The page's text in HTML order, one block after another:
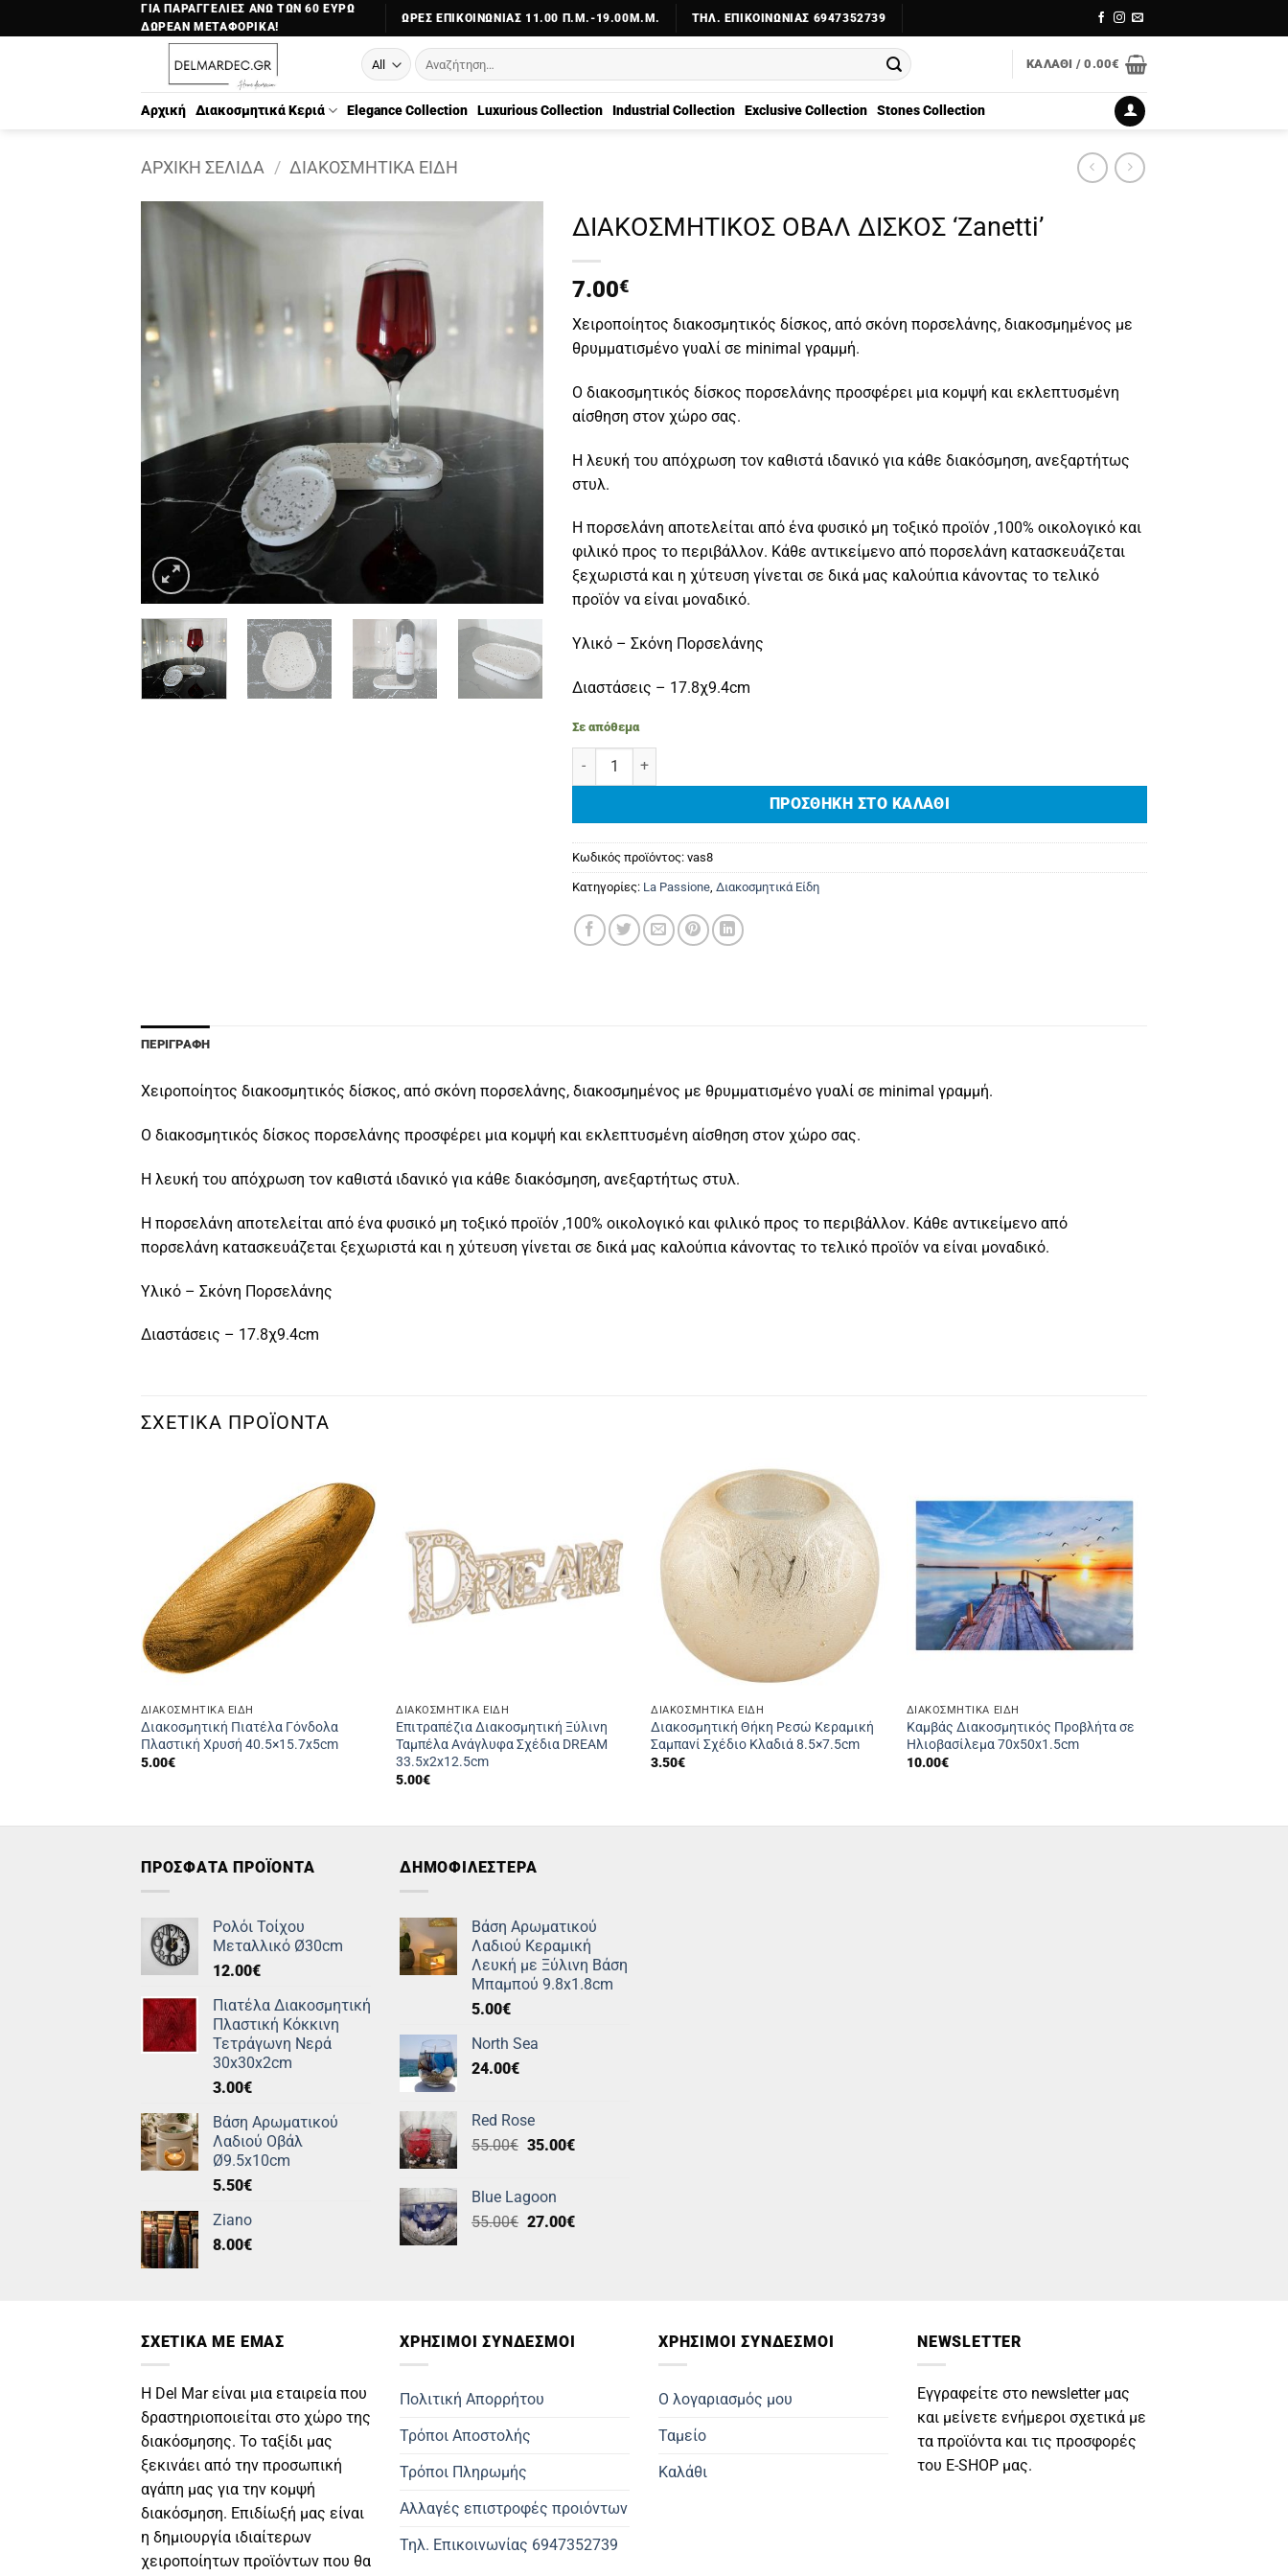
στο
ΓΙΑ ΠΑΡΑΓΓΕΛΙΕΣ ΑΝΩ ΤΩΝ 60 ΕΥΡΩ
ΔΩΡΕΑΝ ΜΕΤΑΦΟΡΙΚΑ!
ΏΡΕΣ ΕΠΙΚΟΙΝΩΝΊΑΣ 11.00 Π.Μ.-19.00Μ.Μ. ΤΗΛ. ΕΠΙΚΟΙΝΩΝΊΑΣ 6947352739
Αναζήτηση
για:
ΚΑΛΆΘΙ /0.00€
Αρχική Διακοσμητικά Κεριά Elegance Collection Luxurious Collection Industrial Collection Exclusive Collection Stones Collection
ΑΡΧΙΚΉ ΣΕΛΊΔΑ / ΔΙΑΚΟΣΜΗΤΙΚΆ ΕΊΔΗ
ΔΙΑΚΟΣΜΗΤΙΚΟΣ ΟΒΑΛ ΔΙΣΚΟΣ ‘Zanetti’
7.00€
Χειροποίητος διακοσμητικός δίσκος, από σκόνη πορσελάνης, διακοσμημένος με
θρυμματισμένο γυαλί σε minimal γραμμή.
Ο διακοσμητικός δίσκος πορσελάνης προσφέρει μια κομψή και εκλεπτυσμένη
αίσθηση στον χώρο σας.
Η λευκή του απόχρωση τον καθιστά ιδανικό για κάθε διακόσμηση, ανεξαρτήτως
στυλ.
Η πορσελάνη αποτελείται από ένα φυσικό μη τοξικό προϊόν ,100% οικολογικό και
φιλικό προς το περιβάλλον. Κάθε αντικείμενο από πορσελάνη κατασκευάζεται
ξεχωριστά και η χύτευση γίνεται σε δικά μας καλούπια κάνοντας το τελικό
προϊόν να είναι μοναδικό.
Υλικό – Σκόνη Πορσελάνης
Διαστάσεις – 17.8χ9.4cm
Σε απόθεμα
ΔΙΑΚΟΣΜΗΤΙΚΟΣ ΟΒΑΛ ΔΙΣΚΟΣ 'Zanetti' ποσότητα
ΠΡΟΣΘΉΚΗ ΣΤΟ ΚΑΛΆΘΙ
Κωδικός προϊόντος: vas8
Κατηγορίες: La Passione, Διακοσμητικά Είδη
ΠΕΡΙΓΡΑΦΉ
Χειροποίητος διακοσμητικός δίσκος, από σκόνη πορσελάνης, διακοσμημένος με θρυμματισμένο γυαλί σε minimal γραμμή.
Ο διακοσμητικός δίσκος πορσελάνης προσφέρει μια κομψή και εκλεπτυσμένη αίσθηση στον χώρο σας.
Η λευκή του απόχρωση τον καθιστά ιδανικό για κάθε διακόσμηση, ανεξαρτήτως στυλ.
Η πορσελάνη αποτελείται από ένα φυσικό μη τοξικό προϊόν ,100% οικολογικό και φιλικό προς το περιβάλλον. Κάθε αντικείμενο από
πορσελάνη κατασκευάζεται ξεχωριστά και η χύτευση γίνεται σε δικά μας καλούπια κάνοντας το τελικό προϊόν να είναι μοναδικό.
Υλικό – Σκόνη Πορσελάνης
Διαστάσεις – 17.8χ9.4cm
ΣΧΕΤΙΚΆ ΠΡΟΪΌΝΤΑ
ΔΙΑΚΟΣΜΗΤΙΚΆ ΕΊΔΗ
Διακοσμητική Πιατέλα Γόνδολα
Πλαστική Χρυσή 40.5×15.7x5cm
5.00€
ΔΙΑΚΟΣΜΗΤΙΚΆ ΕΊΔΗ
Επιτραπέζια Διακοσμητική Ξύλινη
Ταμπέλα Ανάγλυφα Σχέδια DREAM
33.5x2x12.5cm
5.00€
ΔΙΑΚΟΣΜΗΤΙΚΆ ΕΊΔΗ
Διακοσμητική Θήκη Ρεσώ Κεραμική
Σαμπανί Σχέδιο Κλαδιά 8.5×7.5cm
3.50€
ΔΙΑΚΟΣΜΗΤΙΚΆ ΕΊΔΗ
Καμβάς Διακοσμητικός Προβλήτα σε
Ηλιοβασίλεμα 70x50x1.5cm
10.00€
ΠΡΟΣΦΑΤΑ ΠΡΟΪΟΝΤΑ
Ρολόι Τοίχου
Μεταλλικό Ø30cm
12.00€
Πιατέλα Διακοσμητική
Πλαστική Κόκκινη
Τετράγωνη Νερά
30x30x2cm
3.00€
Βάση Αρωματικού
Λαδιού Οβάλ
Ø9.5x10cm
5.50€
Ziano
8.00€
ΔΗΜΟΦΙΛΕΣΤΕΡΑ
Βάση Αρωματικού
Λαδιού Κεραμική
Λευκή με Ξύλινη Βάση
Μπαμπού 9.8x1.8cm
5.00€
North Sea
24.00€
Red Rose
55.00€ Original
55.00€.
35.00€Η
35.00€.
Blue Lagoon
55.00€ Original
27.00€Η
ΣΧΕΤΙΚΑ ΜΕ ΕΜΑΣ
Η Del Mar είναι μια εταιρεία που
δραστηριοποιείται στο χώρο της
διακόσμησης. Το ταξίδι μας
ξεκινάει από την προσωπική
αγάπη μας για την κομψή
διακόσμηση. Επιδίωξή μας είναι
η δημιουργία ιδιαίτερων
χειροποίητων προϊόντων που θα
ΧΡΗΣΙΜOΙ ΣΥΝΔΕΣΜΟΙ
Πολιτική Απορρήτου
Τρόποι Αποστολής
Τρόποι Πληρωμής
Αλλαγές επιστροφές προιόντων
Τηλ. Επικοινωνίας 6947352739
ΧΡΗΣΙΜΟΙ ΣΥΝΔΕΣΜΟΙ
Ο λογαριασμός μου
Ταμείο
Καλάθι
NEWSLETTER
Εγγραφείτε στο newsletter μας
και μείνετε ενήμεροι σχετικά με
τα προϊόντα και τις προσφορές
του E-SHOP μας.